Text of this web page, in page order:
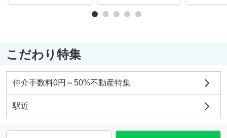
こだわり特集
仲介手数料0円～50%不動産特集
駅近